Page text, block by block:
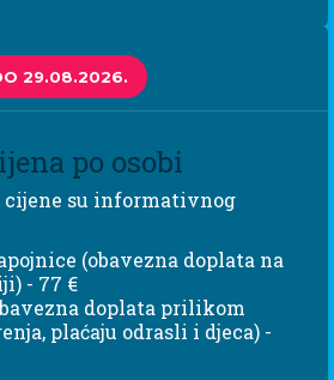
29.08.2026.
po osobi
cijene su informativnog
(obavezna doplata na
- 77 €
doplata prilikom
plaćaju odrasli i djeca) -